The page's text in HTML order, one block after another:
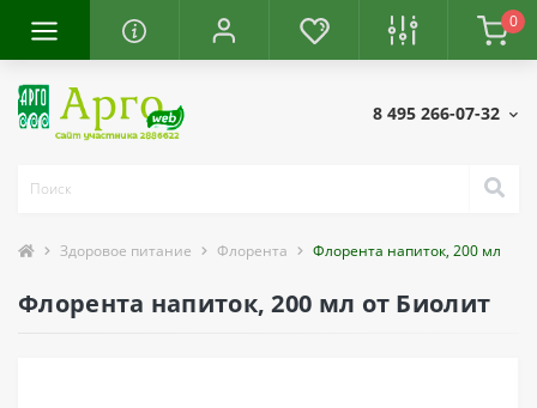
0
8 495 266-07-32
Здоровое питание Флорента Флорента напиток, 200 мл
Флорента напиток, 200 мл от Биолит